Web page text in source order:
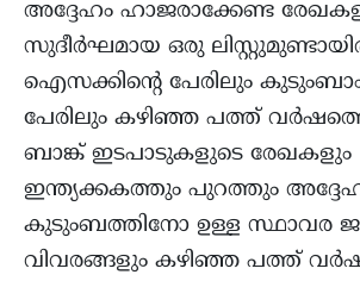
അദ്ദേഹം ഹാജരാക്കേണ്ട
സുദീർഘമായ ഒരു
ഐസക്കിന്റെ പേരിലും
പേരിലും കഴിഞ്ഞ പത്ത്
ബാങ്ക് ഇടപാടുകളുടെ രേഖകളും
ഇന്ത്യക്കകത്തും പുറത്തും
കുടുംബത്തിനോ ഉള്ള സ്ഥാവര
വിവരങ്ങളും കഴിഞ്ഞ പത്ത്